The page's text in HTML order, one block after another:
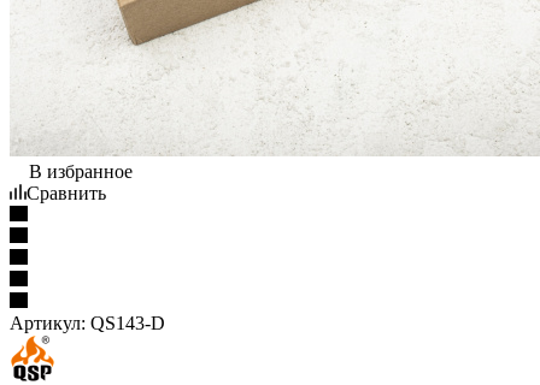
В избранное
Сравнить
Артикул: QS143-D